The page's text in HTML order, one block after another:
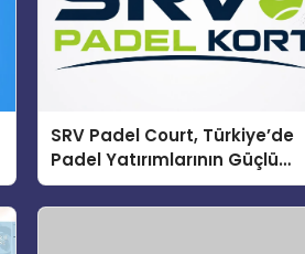
SRV Padel Court, Türkiye’de
Padel Yatırımlarının Güçlü
Markası Olmayı Sürdürüyor